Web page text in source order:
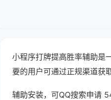
小程序打牌提高胜率辅助是
要的用户可通过正规渠道获
辅助安装，可QQ搜索申请